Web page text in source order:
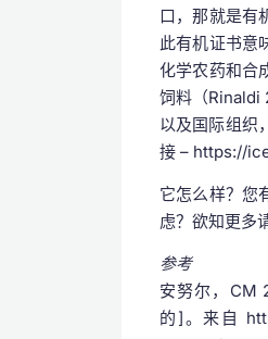
口，那就是有
此有机证书意
化学农药和合
饲料（Rinaldi
以及国际组织
接 – https://
它怎么样？您
虑？欲知更多
参考
安努尔，CM
的]。来自